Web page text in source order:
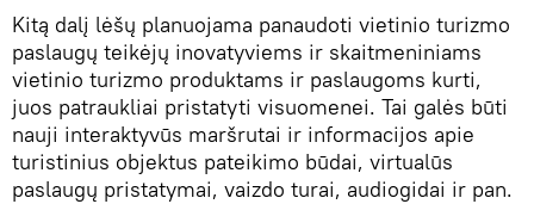
Kitą dalį lėšų planuojama panaudoti vietinio turizmo
paslaugų teikėjų inovatyviems ir skaitmeniniams
vietinio turizmo produktams ir paslaugoms kurti,
juos patraukliai pristatyti visuomenei. Tai galės būti
nauji interaktyvūs maršrutai ir informacijos apie
turistinius objektus pateikimo būdai, virtualūs
paslaugų pristatymai, vaizdo turai, audiogidai ir pan.